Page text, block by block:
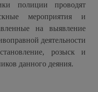
полиции проводят
мероприятия и
на выявление
деятельности
розыск и
данного деяния.